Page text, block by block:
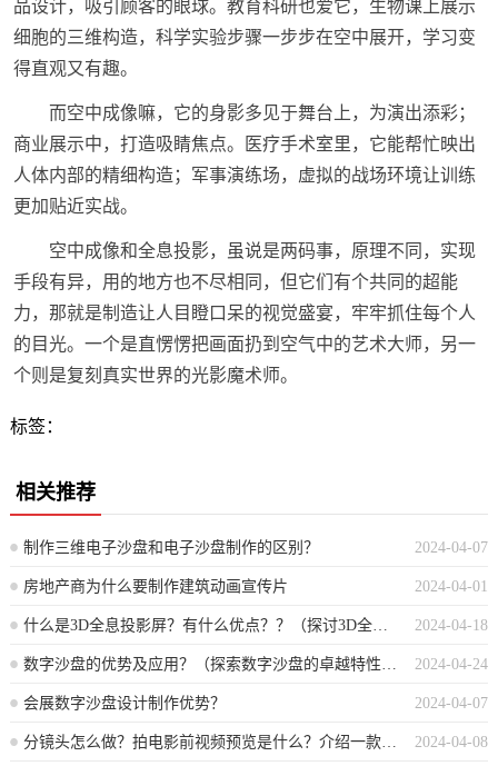
品设计，吸引顾客的眼球。教育科研也爱它，生物课上展示
细胞的三维构造，科学实验步骤一步步在空中展开，学习变
得直观又有趣。
而空中成像嘛，它的身影多见于舞台上，为演出添彩；
商业展示中，打造吸睛焦点。医疗手术室里，它能帮忙映出
人体内部的精细构造；军事演练场，虚拟的战场环境让训练
更加贴近实战。
空中成像和全息投影，虽说是两码事，原理不同，实现
手段有异，用的地方也不尽相同，但它们有个共同的超能
力，那就是制造让人目瞪口呆的视觉盛宴，牢牢抓住每个人
的目光。一个是直愣愣把画面扔到空气中的艺术大师，另一
个则是复刻真实世界的光影魔术师。
标签：
相关推荐
2024-04-07
制作三维电子沙盘和电子沙盘制作的区别？
2024-04-01
房地产商为什么要制作建筑动画宣传片
2024-04-18
什么是3D全息投影屏？有什么优点？？（探讨3D全息投影屏的原理与优势在哪里？）
2024-04-24
2024-04-07
会展数字沙盘设计制作优势？
2024-04-08
分镜头怎么做？拍电影前视频预览是什么？介绍一款可以做三维分镜头的软件